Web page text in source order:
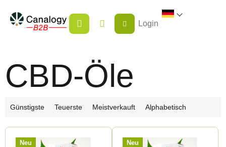
Inhalt
springen
WARENKORB
Login
CBD-Öle
P
o
Günstigste Teuerste Meistverkauft Alphabetisch
L
Neu Neu